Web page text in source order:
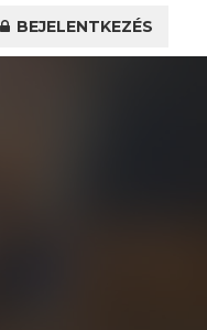
BEJELENTKEZÉS